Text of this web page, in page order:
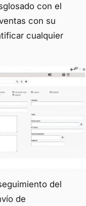
con el
con su
cualquier
del
de